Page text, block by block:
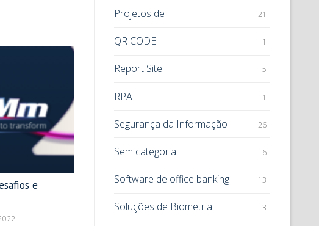
e
Projetos de TI 21
QR CODE 1
Report Site 5
RPA 1
Segurança da Informação 26
Sem categoria 6
Software de office banking 13
Soluções de Biometria 3